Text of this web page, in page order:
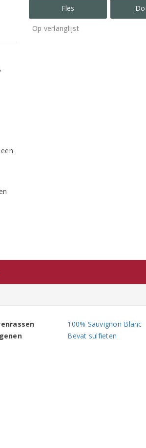
Fles
Op verlanglijst
100% Sauvignon Blanc
Bevat sulfieten